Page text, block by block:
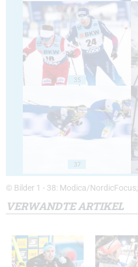
35
37
© Bilder 1 - 38: Modica/NordicFocus;
VERWANDTE ARTIKEL